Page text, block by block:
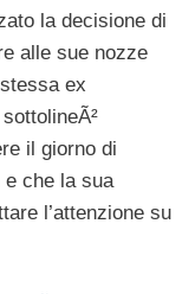
la decisione di
alle sue nozze
ex
il giorno di
che la sua
l’attenzione su